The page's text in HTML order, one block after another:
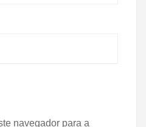
navegador para a